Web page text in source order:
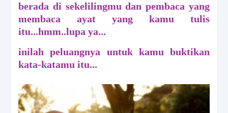
berada di sekelilingmu dan pembaca yang
membaca ayat yang kamu tulis
itu...hmm..lupa ya...
inilah peluangnya untuk kamu buktikan
kata-katamu itu...